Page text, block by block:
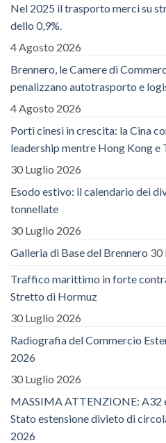
Nel 2025 il trasporto merci su
dello 0,9%.
4 Agosto 2026
Brennero, le Camere di
penalizzano autotrasporto e
4 Agosto 2026
Porti cinesi in crescita: la Cina
leadership mentre Hong Kong e
30 Luglio 2026
Esodo estivo: il calendario dei
tonnellate
30 Luglio 2026
Galleria di Base del Brennero 30
Traffico marittimo in forte
Stretto di Hormuz
30 Luglio 2026
Radiografia del Commercio
2026
30 Luglio 2026
MASSIMA ATTENZIONE: A32
Stato estensione divieto di
2026